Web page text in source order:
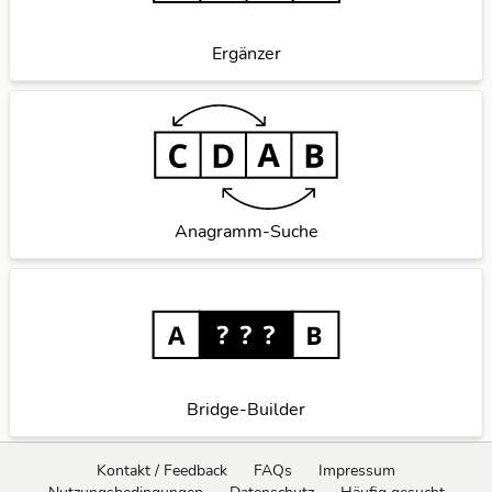
Ergänzer
Anagramm-Suche
Bridge-Builder
Kontakt / Feedback FAQs
Impressum